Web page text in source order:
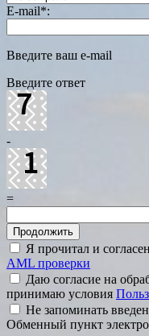
E-mail*:
Введите ваш e-mail
Введите ответ
-
=
Я прочитал и
AML проверки
Даю согласие на
принимаю условия
Не запоминать
Обменный пункт